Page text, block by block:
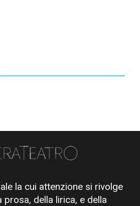
la cui attenzione si rivolge
prosa, della lirica, e della